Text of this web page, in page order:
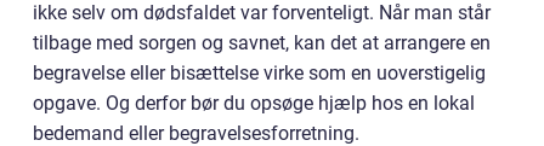
ikke selv om dødsfaldet var forventeligt. Når man står
tilbage med sorgen og savnet, kan det at arrangere en
begravelse eller bisættelse virke som en uoverstigelig
opgave. Og derfor bør du opsøge hjælp hos en lokal
bedemand eller begravelsesforretning.